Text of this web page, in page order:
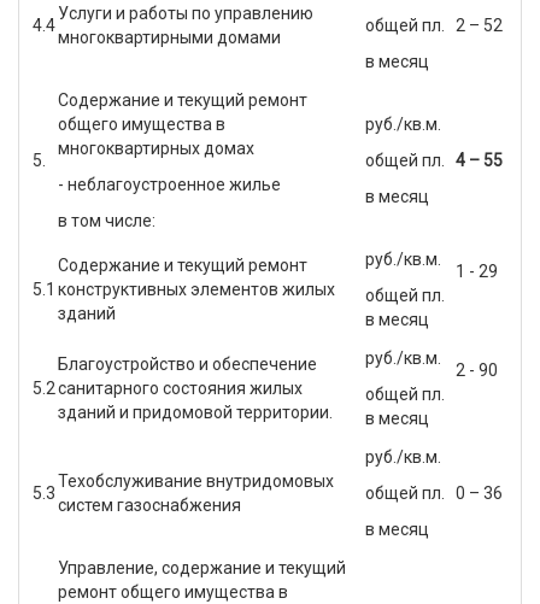
4.4
Услуги и работы по управлению
многоквартирными домами
общей пл.
в месяц
2 – 52
5.
Содержание и текущий ремонт
общего имущества в
многоквартирных домах
- неблагоустроенное жилье
в том числе:
руб./кв.м.
общей пл.
в месяц
4 – 55
5.1
Содержание и текущий ремонт
конструктивных элементов жилых
зданий
руб./кв.м.
общей пл.
в месяц
1 - 29
5.2
Благоустройство и обеспечение
санитарного состояния жилых
зданий и придомовой территории.
руб./кв.м.
общей пл.
в месяц
2 - 90
5.3
Техобслуживание внутридомовых
систем газоснабжения
руб./кв.м.
общей пл.
в месяц
0 – 36
Управление, содержание и текущий
ремонт общего имущества в